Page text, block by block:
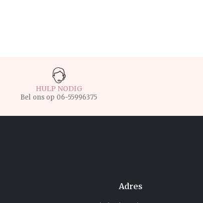
HULP NODIG
Bel ons op 06-55996375
Adres